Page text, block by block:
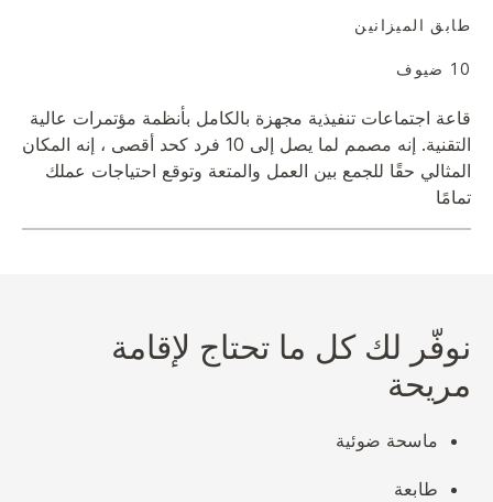
قاعة اجتماعات تنفيذية مجهزة بالكامل بأنظمة مؤتمرات عالية
التقنية. إنه مصمم لما يصل إلى 10 فرد كحد أقصى ، إنه المكان
المثالي حقًا للجمع بين العمل والمتعة وتوقع احتياجات عملك
تمامًا
طابق الميزانين
10 ضيوف
نوفّر لك كل ما تحتاج لإقامة
مريحة
ماسحة ضوئية
طابعة